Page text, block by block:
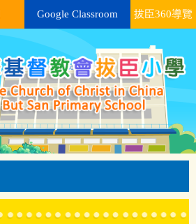
Google Classroom 拔臣360導覽